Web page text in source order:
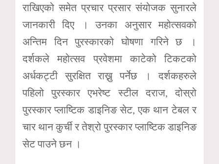
राखिएको समेत प्रचार प्रसार संयोजक सुनारले
जानकारी दिए । उनका अनुसार महोत्सवको
अन्तिम दिन पुरस्कारको घोषणा गरिने छ ।
दर्शकले महोत्सव प्रवेशमा काटेको टिकटको
अर्धकट्टी सुरक्षित राख्नु पर्नेछ । दर्शकहरुले
पहिलो पुरस्कार एभरेष्ट स्टील दराज, दोस्रो
पुरस्कार प्लाष्टिक डाइनिङ सेट, एक थान टेबल र
चार थान कुर्ची र तेश्रो पुरस्कार प्लाष्टिक डाइनिङ
सेट पाउने छन ।